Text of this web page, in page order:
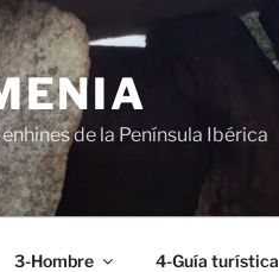
de la Península Ibérica
3-Hombre 4-Guía turística